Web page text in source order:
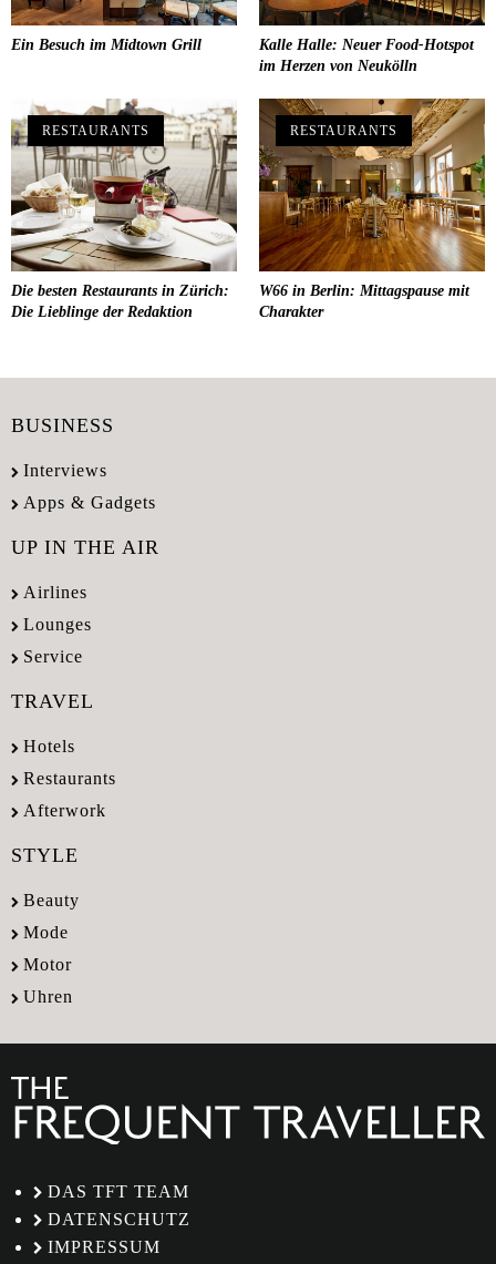
Ein Besuch im Midtown Grill
Kalle Halle: Neuer Food-Hotspot
im Herzen von Neukölln
RESTAURANTS
Die besten Restaurants in Zürich:
Die Lieblinge der Redaktion
RESTAURANTS
W66 in Berlin: Mittagspause mit
Charakter
BUSINESS
Interviews
Apps & Gadgets
UP IN THE AIR
Airlines
Lounges
Service
TRAVEL
Hotels
Restaurants
Afterwork
STYLE
Beauty
Mode
Motor
Uhren
DAS TFT TEAM
DATENSCHUTZ
IMPRESSUM